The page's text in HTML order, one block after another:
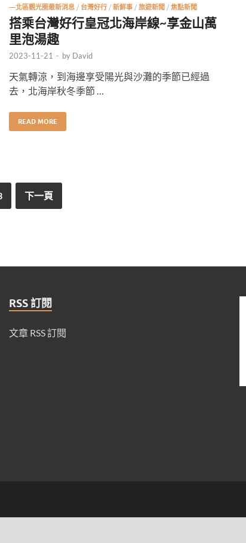
—北區觀光圈最新消息 / 台灣好行 / 新鮮事 / 旅遊新聞 / 焦點新聞
搭乘台灣好行皇冠北海岸線~享金山萬
里泡湯趣
2023-11-21 - by David
天氣轉涼，到海邊享受陽光與沙灘的季節已經過
去，北海岸秋冬季節 …
READ MORE
下一頁
RSS 訂閱
文章 RSS 訂閱